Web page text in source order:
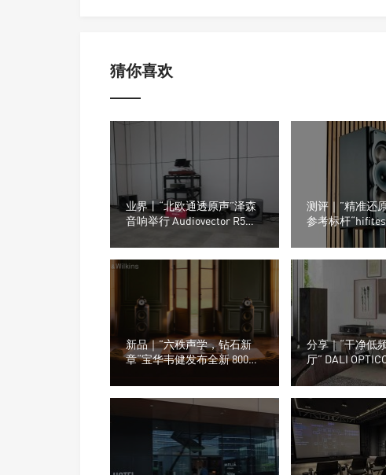
猜你喜欢
业界丨“北欧通透原声”泽森
音响举行 Audiovector R5
测评｜”精准还
参考标杆
级扬声器
新品｜”六秩声学，钻石新
章“宝华韦健发布全新 800
器新标杆
分享｜“干净低
厅” DALI
化解落地箱低